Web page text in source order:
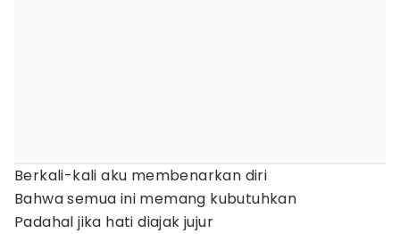
Berkali-kali aku membenarkan diri
Bahwa semua ini memang kubutuhkan
Padahal jika hati diajak jujur